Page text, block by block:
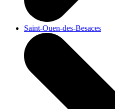
Saint-Ouen-des-Besaces